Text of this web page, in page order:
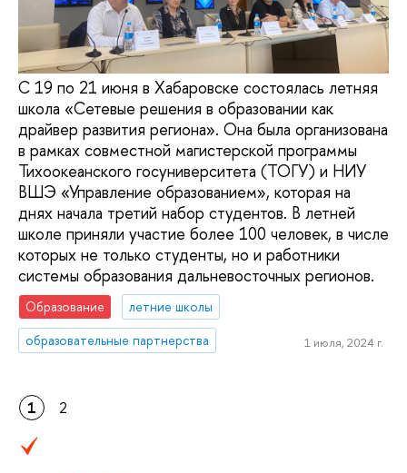
С 19 по 21 июня в Хабаровске состоялась летняя
школа «Сетевые решения в образовании как
драйвер развития региона». Она была организована
в рамках совместной магистерской программы
Тихоокеанского госуниверситета (ТОГУ) и НИУ
ВШЭ «Управление образованием», которая на
днях начала третий набор студентов. В летней
школе приняли участие более 100 человек, в числе
которых не только студенты, но и работники
системы образования дальневосточных регионов.
Образование
летние школы
образовательные партнерства
1 июля, 2024 г.
1 2